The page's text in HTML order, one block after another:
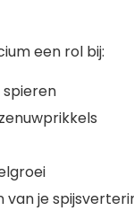
een rol bij:
spieren
van je